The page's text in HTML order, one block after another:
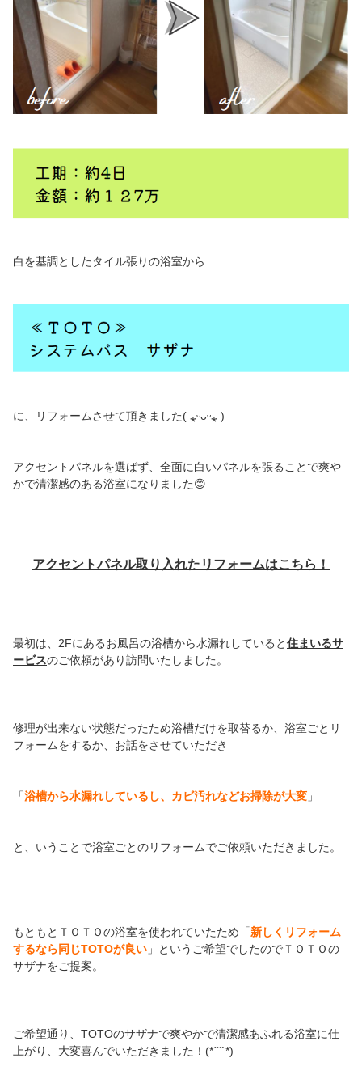
白を基調としたタイル張りの浴室から
に、リフォームさせて頂きました( ⁎ᵕᴗᵕ⁎ )
アクセントパネルを選ばず、全面に白いパネルを張ることで爽や
かで清潔感のある浴室になりました😊
アクセントパネル取り入れたリフォームはこちら！
最初は、2Fにあるお風呂の浴槽から水漏れしていると住まいるサ
ービスのご依頼があり訪問いたしました。
修理が出来ない状態だったため浴槽だけを取替るか、浴室ごとリ
フォームをするか、お話をさせていただき
「浴槽から水漏れしているし、カビ汚れなどお掃除が大変 」
と、いうことで浴室ごとのリフォームでご依頼いただきました。
もともとＴＯＴＯの浴室を使われていたため「新しくリフォーム
するなら同じTOTOが良い 」というご希望でしたのでＴＯＴＯの
サザナをご提案。
ご希望通り、TOTOのサザナで爽やかで清潔感あふれる浴室に仕
上がり、大変喜んでいただきました！(*´˘`*)